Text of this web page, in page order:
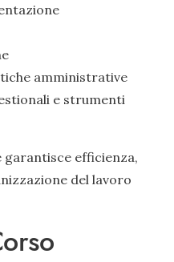
amministrative
e strumenti
garantisce efficienza,
del lavoro